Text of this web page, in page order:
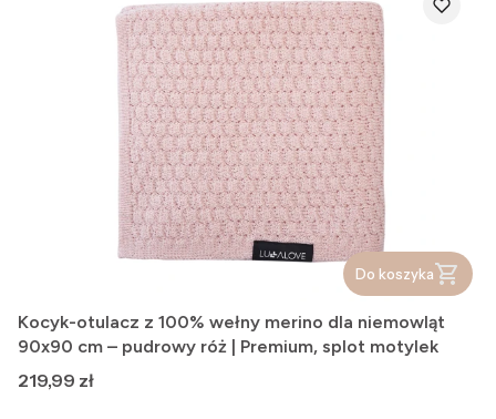
Do koszyka
Kocyk-otulacz z 100% wełny merino dla niemowląt
90x90 cm – pudrowy róż | Premium, splot motylek
Cena
219,99 zł